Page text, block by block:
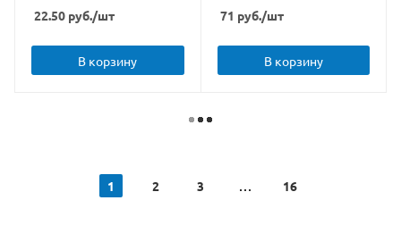
22.50 руб./шт
В корзину
71 руб./шт
В корзину
1 2 3 16